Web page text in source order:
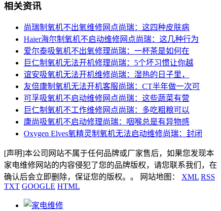
相关资讯
尚瑞制氧机不出氧维修网点尚瑞：这四种皮肤病
Haier海尔制氧机不启动维修网点尚瑞：这几种行为
爱尔泰吸氧机不出氧修理尚瑞：一杯茶是如何在
巨仁制氧机无法开机修理尚瑞：5个坏习惯让你越
谊安吸氧机无法开机维修尚瑞：湿热的日子里，
友倍康制氧机无法开机客服尚瑞：CT半年做一次可
可孚吸氧机不启动维修网点尚瑞：这些蔬菜有营
巨仁制氧机不工作维修网点尚瑞：多吃粗粮可以
康尚吸氧机不启动修理尚瑞：咽喉总是有异物感
Oxygen Elves氧精灵制氧机无法启动维修尚瑞：封闭
[声明]本公司网站不属于任何品牌或厂家售后，如果您发现本
家电维修网站的内容侵犯了您的品牌版权，请您联系我们，在
确认后会立即删除，保证您的版权。。 网站地图： XML RSS
TXT GOOGLE HTML